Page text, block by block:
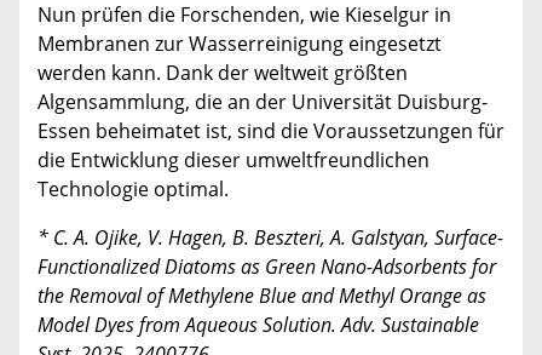
Nun prüfen die Forschenden, wie Kieselgur in
Membranen zur Wasserreinigung eingesetzt
werden kann. Dank der weltweit größten
Algensammlung, die an der Universität Duisburg-
Essen beheimatet ist, sind die Voraussetzungen für
die Entwicklung dieser umweltfreundlichen
Technologie optimal.
* C. A. Ojike, V. Hagen, B. Beszteri, A. Galstyan, Surface-
Functionalized Diatoms as Green Nano-Adsorbents for
the Removal of Methylene Blue and Methyl Orange as
Model Dyes from Aqueous Solution. Adv. Sustainable